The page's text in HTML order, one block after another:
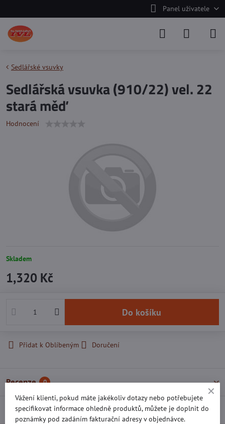
Panel uživatele
Sedlářské vsuvky
Sedlářská vsuvka (910/22) vel. 22
stará měď
Hodnocení
Skladem
1,320 Kč
Do košíku
Přidat k Oblíbeným Doručení
Recenze 0
Diskuse 0
Vážení klienti, pokud máte jakékoliv dotazy nebo potřebujete
specifikovat informace ohledně produktů, můžete je doplnit do
poznámky pod zadáním fakturační adresy v objednávce.